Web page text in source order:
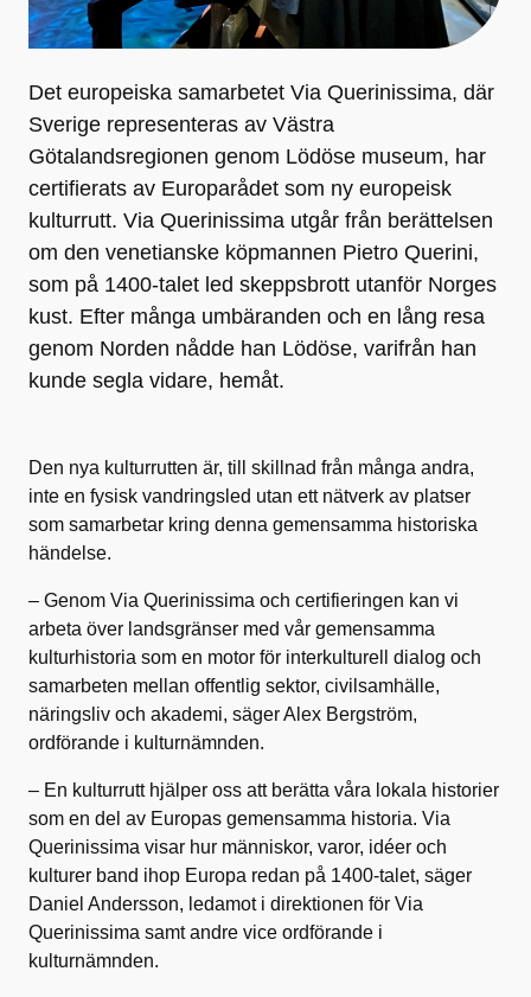
Det europeiska samarbetet Via Querinissima, där
Sverige representeras av Västra
Götalandsregionen genom Lödöse museum, har
certifierats av Europarådet som ny europeisk
kulturrutt. Via Querinissima utgår från berättelsen
om den venetianske köpmannen Pietro Querini,
som på 1400-talet led skeppsbrott utanför Norges
kust. Efter många umbäranden och en lång resa
genom Norden nådde han Lödöse, varifrån han
kunde segla vidare, hemåt.
Den nya kulturrutten är, till skillnad från många andra,
inte en fysisk vandringsled utan ett nätverk av platser
som samarbetar kring denna gemensamma historiska
händelse.
– Genom Via Querinissima och certifieringen kan vi
arbeta över landsgränser med vår gemensamma
kulturhistoria som en motor för interkulturell dialog och
samarbeten mellan offentlig sektor, civilsamhälle,
näringsliv och akademi, säger Alex Bergström,
ordförande i kulturnämnden.
– En kulturrutt hjälper oss att berätta våra lokala historier
som en del av Europas gemensamma historia. Via
Querinissima visar hur människor, varor, idéer och
kulturer band ihop Europa redan på 1400‑talet, säger
Daniel Andersson, ledamot i direktionen för Via
Querinissima samt andre vice ordförande i
kulturnämnden.